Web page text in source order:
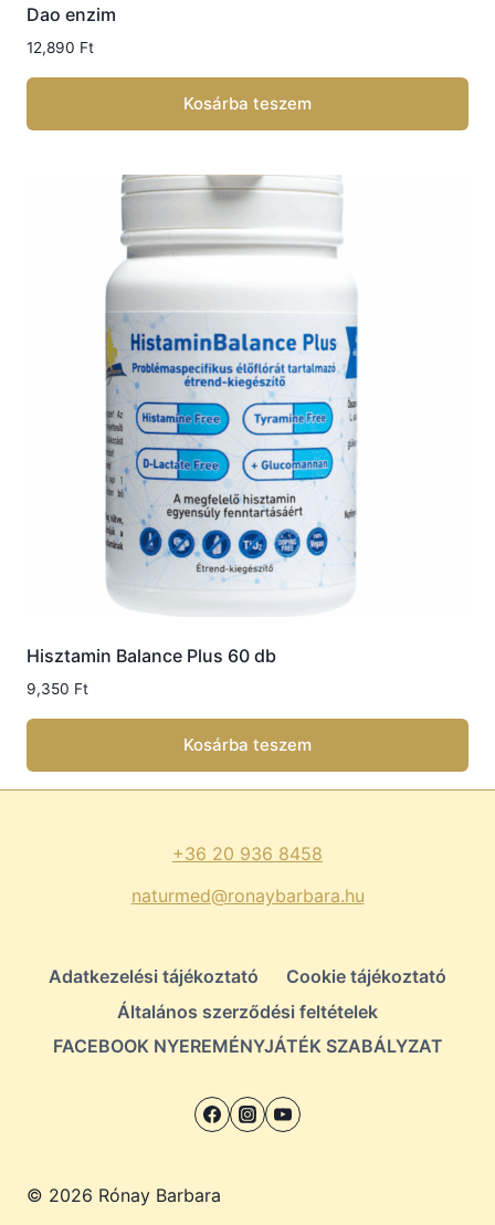
Dao enzim
12,890 Ft
Kosárba teszem
Hisztamin Balance Plus 60 db
9,350 Ft
Kosárba teszem
+36 20 936 8458
naturmed@ronaybarbara.hu
Adatkezelési tájékoztató
Cookie tájékoztató
Általános szerződési feltételek
FACEBOOK NYEREMÉNYJÁTÉK SZABÁLYZAT
© 2026 Rónay Barbara